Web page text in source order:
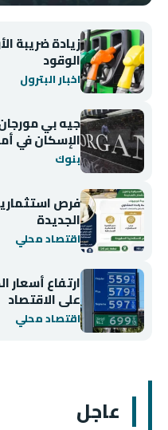
زيادة ضريبة
الوقود
اخبار البترول
الإسكان في
بنوك
فرص
الجديدة
اقتصاد محلي
ارتفاع أسعار
على الاقتصاد
اقتصاد محلي
عاجل